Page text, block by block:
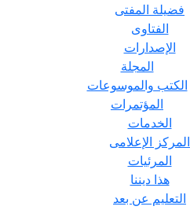
فضيلة المفتى
الفتاوى
الإصدارات
المجلة
الكتب والموسوعات
المؤتمرات
الخدمات
المركز الإعلامى
المرئيات
هذا ديننا
التعليم عن بعد